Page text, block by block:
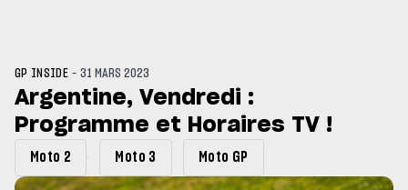
du GP de Grande-
MOTO GP
retour en septembre
GP INSIDE -31 MARS 2023
Argentine, Vendredi :
Programme et Horaires TV !
Moto 2 Moto 3 Moto GP